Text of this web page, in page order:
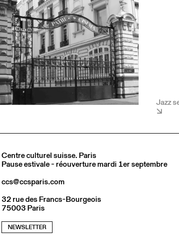
Jazz
Centre culturel suisse. Paris
Pause estivale - réouverture mardi 1er septembre
ccs@ccsparis.com
32 rue des Francs-Bourgeois
75003 Paris
NEWSLETTER